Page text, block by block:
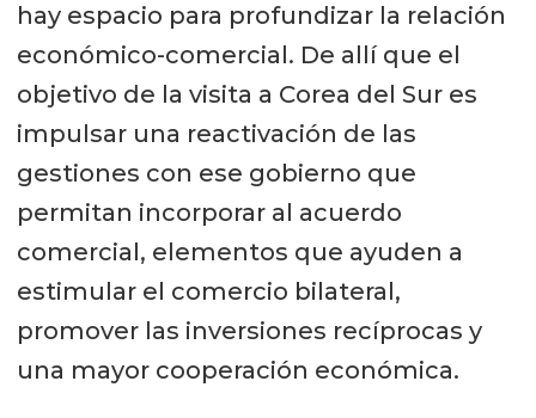
hay espacio para profundizar la relación
económico-comercial. De allí que el
objetivo de la visita a Corea del Sur es
impulsar una reactivación de las
gestiones con ese gobierno que
permitan incorporar al acuerdo
comercial, elementos que ayuden a
estimular el comercio bilateral,
promover las inversiones recíprocas y
una mayor cooperación económica.